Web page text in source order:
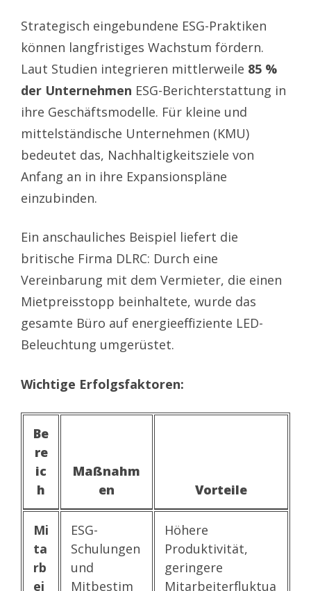
Strategisch eingebundene ESG-Praktiken
können langfristiges Wachstum fördern.
Laut Studien integrieren mittlerweile 85 %
der Unternehmen ESG-Berichterstattung in
ihre Geschäftsmodelle. Für kleine und
mittelständische Unternehmen (KMU)
bedeutet das, Nachhaltigkeitsziele von
Anfang an in ihre Expansionspläne
einzubinden.
Ein anschauliches Beispiel liefert die
britische Firma DLRC: Durch eine
Vereinbarung mit dem Vermieter, die einen
Mietpreisstopp beinhaltete, wurde das
gesamte Büro auf energieeffiziente LED-
Beleuchtung umgerüstet.
Wichtige Erfolgsfaktoren:
Be
re
ic
h
Maßnahm
en
Vorteile
Mi
ta
rb
ei
ESG-
Schulungen
und
Mitbestim
Höhere
Produktivität,
geringere
Mitarbeiterfluktua